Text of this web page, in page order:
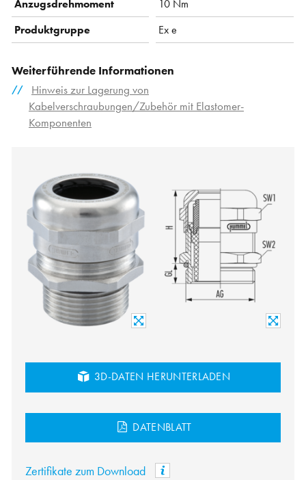
Anzugsdrehmoment
10 Nm
Produktgruppe
Ex e
Weiterführende Informationen
Hinweis zur Lagerung von
Kabelverschraubungen/Zubehör mit Elastomer-
Komponenten
3D-DATEN HERUNTERLADEN
DATENBLATT
Zertifikate zum Download